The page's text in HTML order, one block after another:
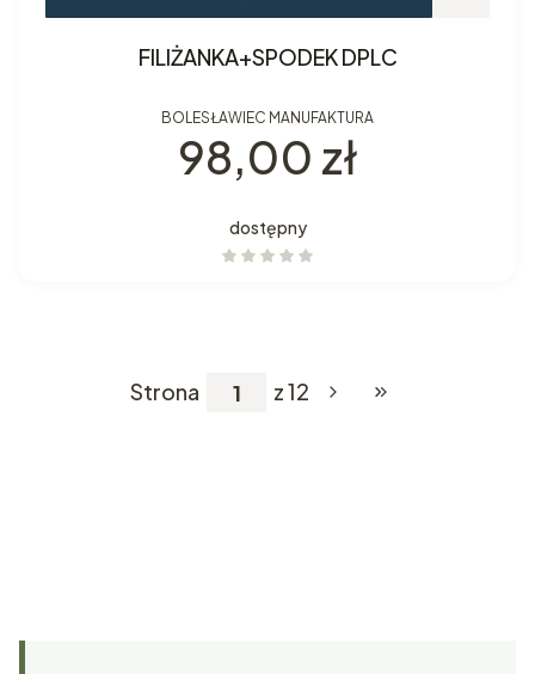
FILIŻANKA+SPODEK DPLC
BOLESŁAWIEC MANUFAKTURA
Cena
98,00 zł
dostępny
Strona z 12 Przejdź do